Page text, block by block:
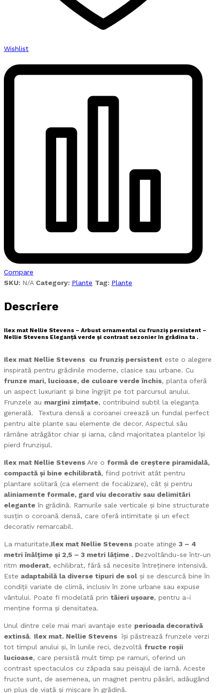
Wishlist
Compare
SKU: N/A Category: Plante Tag: Plante
Descriere
Ilex mat Nellie Stevens – Arbust ornamental cu frunziș persistent –
Nellie Stevens Eleganță verde și contrast sezonier în grădina ta .
Ilex mat Nellie Stevens cu frunziș persistent este o alegere
inspirată pentru grădinile moderne, clasice sau urbane. Cu
frunze mari, lucioase, de culoare verde închis, planta oferă
un aspect luxuriant și bine îngrijit pe tot parcursul anului.
Frunzele au margini zimțate, contribuind subtil la eleganța
generală. Textura densă a coroanei creează un fundal perfect
pentru alte plante sau elemente de decor. Aspectul său
rămâne atrăgător chiar și iarna, când majoritatea plantelor își
pierd frunzișul.
Ilex mat Nellie Stevens Are o formă de creștere piramidală,
compactă și bine echilibrată, fiind potrivit atât pentru
plantare solitară (ca element de focalizare), cât și pentru
aliniamente formale, gard viu decorativ sau delimitări
elegante în grădină. Ramurile sale verticale și bine structurate
susțin o coroană densă, care oferă intimitate și un efect
decorativ remarcabil.
La maturitate,Ilex mat Nellie Stevens poate atinge 3 – 4
metri înălțime și 2,5 – 3 metri lățime . Dezvoltându-se într-un
ritm moderat, echilibrat, fără să necesite întreținere intensivă.
Este adaptabilă la diverse tipuri de sol și se descurcă bine în
condiții variate de climă, inclusiv în zone urbane sau expuse
vântului. Poate fi modelată prin tăieri ușoare, pentru a-i
menține forma și densitatea.
Unul dintre cele mai mari avantaje este perioada decorativă
extinsă. Ilex mat. Nellie Stevens își păstrează frunzele verzi
tot timpul anului și, în lunile reci, dezvoltă fructe roșii
lucioase, care persistă mult timp pe ramuri, oferind un
contrast spectaculos cu zăpada sau peisajul de iarnă. Aceste
fructe sunt, de asemenea, un magnet pentru păsări, adăugând
un plus de viață și mișcare în grădină.